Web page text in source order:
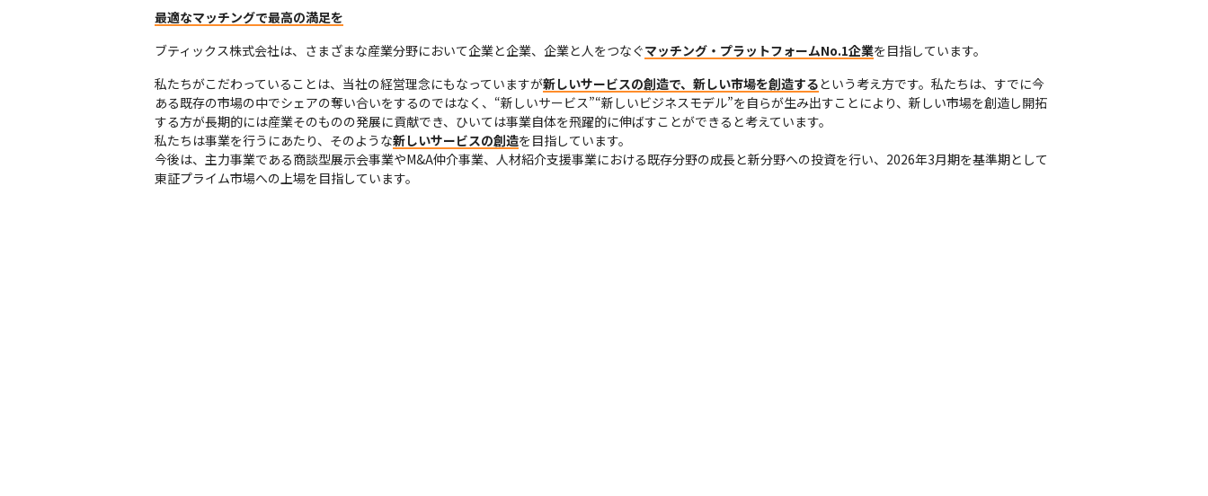
最適なマッチングで最高の満足を
ブティックス株式会社は、さまざまな産業分野において企業と企業、企業と人をつなぐマッチング・プラットフォームNo.1企業を目指しています。
私たちがこだわっていることは、当社の経営理念にもなっていますが新しいサービスの創造で、新しい市場を創造するという考え方です。私たちは、すでに今
ある既存の市場の中でシェアの奪い合いをするのではなく、“新しいサービス”“新しいビジネスモデル”を自らが生み出すことにより、新しい市場を創造し開拓
する方が長期的には産業そのものの発展に貢献でき、ひいては事業自体を飛躍的に伸ばすことができると考えています。
私たちは事業を行うにあたり、そのような新しいサービスの創造を目指しています。
今後は、主力事業である商談型展示会事業やM&A仲介事業、人材紹介支援事業における既存分野の成長と新分野への投資を行い、2026年3月期を基準期として
東証プライム市場への上場を目指しています。